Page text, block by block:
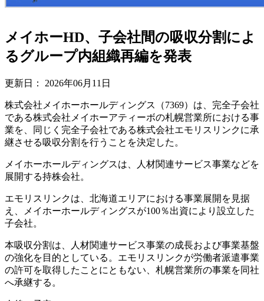
メイホーHD、子会社間の吸収分割によ
るグループ内組織再編を発表
更新日： 2026年06月11日
株式会社メイホーホールディングス（7369）は、完全子会社
である株式会社メイホーアティーボの札幌営業所における事
業を、同じく完全子会社である株式会社エモリスリンクに承
継させる吸収分割を行うことを決定した。
メイホーホールディングスは、人材関連サービス事業などを
展開する持株会社。
エモリスリンクは、北海道エリアにおける事業展開を見据
え、メイホーホールディングスが100％出資により設立した
子会社。
本吸収分割は、人材関連サービス事業の成長および事業基盤
の強化を目的としている。エモリスリンクが労働者派遣事業
の許可を取得したことにともない、札幌営業所の事業を同社
へ承継する。